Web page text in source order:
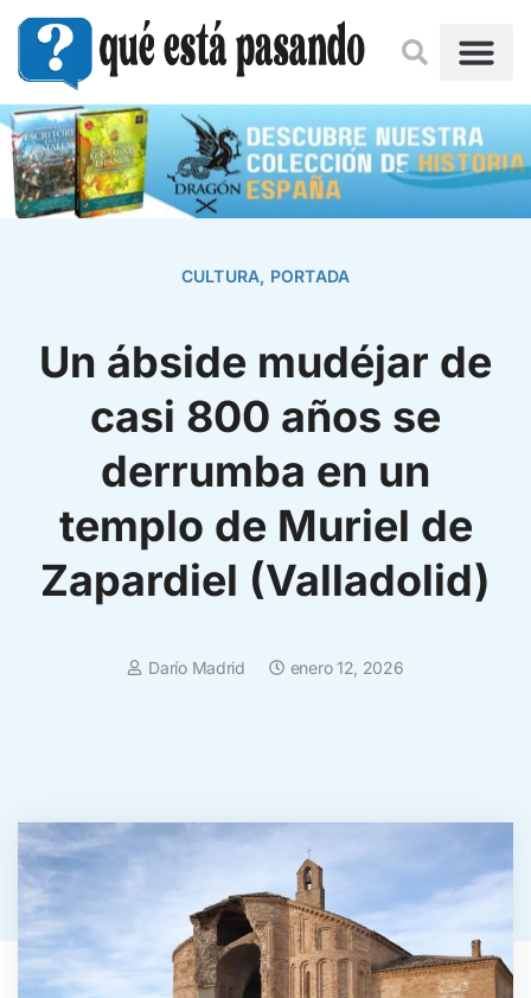
CULTURA, PORTADA
Un ábside mudéjar de
casi 800 años se
derrumba en un
templo de Muriel de
Zapardiel (Valladolid)
Darío Madrid enero 12, 2026